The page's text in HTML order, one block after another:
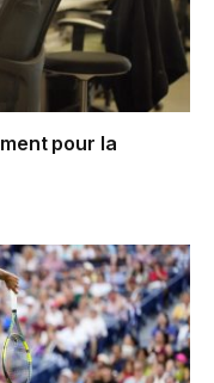
pour la